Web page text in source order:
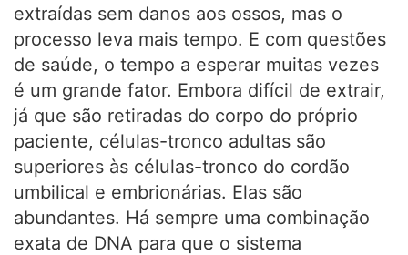
extraídas sem danos aos ossos, mas o
processo leva mais tempo. E com questões
de saúde, o tempo a esperar muitas vezes
é um grande fator. Embora difícil de extrair,
já que são retiradas do corpo do próprio
paciente, células-tronco adultas são
superiores às células-tronco do cordão
umbilical e embrionárias. Elas são
abundantes. Há sempre uma combinação
exata de DNA para que o sistema